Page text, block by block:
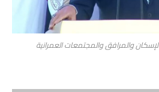
الإسكان والمرافق والمجتمعات العمرانية